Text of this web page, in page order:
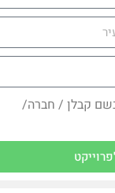
בשם קבלן / חברה/